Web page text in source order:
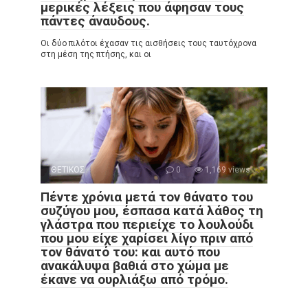
μερικές λέξεις που άφησαν τους
πάντες άναυδους.
Οι δύο πιλότοι έχασαν τις αισθήσεις τους ταυτόχρονα
στη μέση της πτήσης, και οι
ΘΕΤΙΚΟΣ 0 1,169 views
Πέντε χρόνια μετά τον θάνατο του
συζύγου μου, έσπασα κατά λάθος τη
γλάστρα που περιείχε το λουλούδι
που μου είχε χαρίσει λίγο πριν από
τον θάνατό του: και αυτό που
ανακάλυψα βαθιά στο χώμα με
έκανε να ουρλιάξω από τρόμο.